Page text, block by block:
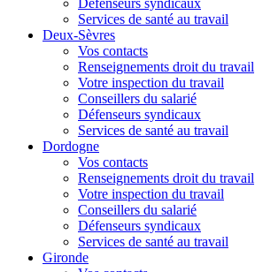
Défenseurs syndicaux
Services de santé au travail
Deux-Sèvres
Vos contacts
Renseignements droit du travail
Votre inspection du travail
Conseillers du salarié
Défenseurs syndicaux
Services de santé au travail
Dordogne
Vos contacts
Renseignements droit du travail
Votre inspection du travail
Conseillers du salarié
Défenseurs syndicaux
Services de santé au travail
Gironde